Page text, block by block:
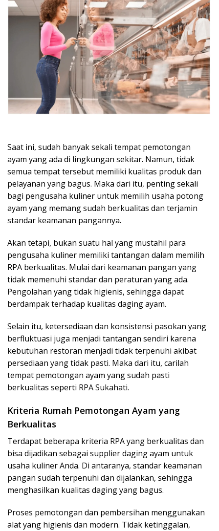
Saat ini, sudah banyak sekali tempat pemotongan
ayam yang ada di lingkungan sekitar. Namun, tidak
semua tempat tersebut memiliki kualitas produk dan
pelayanan yang bagus. Maka dari itu, penting sekali
bagi pengusaha kuliner untuk memilih usaha potong
ayam yang memang sudah berkualitas dan terjamin
standar keamanan pangannya.
Akan tetapi, bukan suatu hal yang mustahil para
pengusaha kuliner memiliki tantangan dalam memilih
RPA berkualitas. Mulai dari keamanan pangan yang
tidak memenuhi standar dan peraturan yang ada.
Pengolahan yang tidak higienis, sehingga dapat
berdampak terhadap kualitas daging ayam.
Selain itu, ketersediaan dan konsistensi pasokan yang
berfluktuasi juga menjadi tantangan sendiri karena
kebutuhan restoran menjadi tidak terpenuhi akibat
persediaan yang tidak pasti. Maka dari itu, carilah
tempat pemotongan ayam yang sudah pasti
berkualitas seperti RPA Sukahati.
Kriteria Rumah Pemotongan Ayam yang
Berkualitas
Terdapat beberapa kriteria RPA yang berkualitas dan
bisa dijadikan sebagai supplier daging ayam untuk
usaha kuliner Anda. Di antaranya, standar keamanan
pangan sudah terpenuhi dan dijalankan, sehingga
menghasilkan kualitas daging yang bagus.
Proses pemotongan dan pembersihan menggunakan
alat yang higienis dan modern. Tidak ketinggalan,